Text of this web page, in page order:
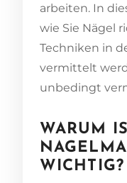
arbeiten. In
wie Sie Nägel
Techniken in
vermittelt
unbedingt
WARUM
WICHTIG?